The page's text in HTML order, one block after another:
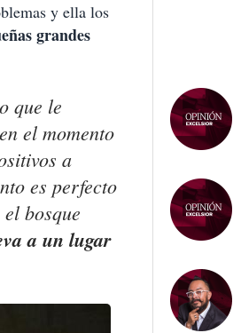
y ella los
grandes
que le
el momento
a
es perfecto
bosque
a un lugar